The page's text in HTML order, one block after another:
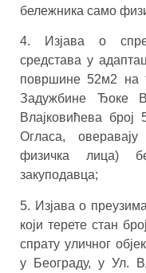
бележника само
4. Изјава о
средстава у
површине 52м2 на
Задужбине Ђоке
Влајковићева број
Огласа,
физичка лица)
закуподавца;
5. Изјава о
који терете стан
спрату уличног
у Београду, у Ул.